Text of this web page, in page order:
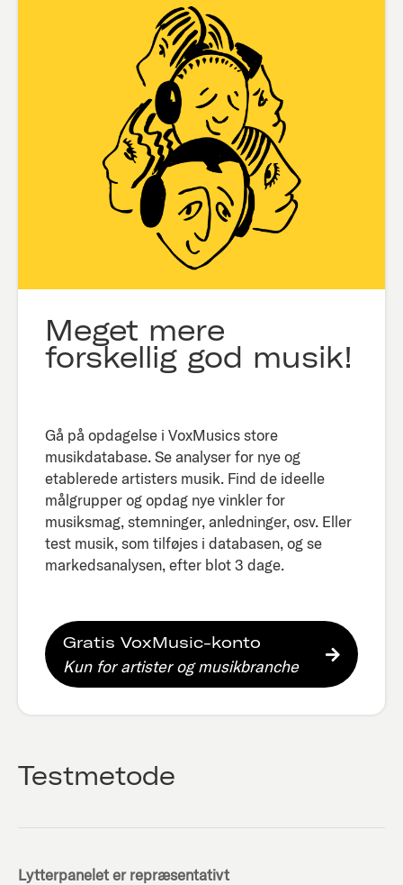
Meget mere
forskellig god musik!
Gå på opdagelse i VoxMusics store
musikdatabase. Se analyser for nye og
etablerede artisters musik. Find de ideelle
målgrupper og opdag nye vinkler for
musiksmag, stemninger, anledninger, osv. Eller
test musik, som tilføjes i databasen, og se
markedsanalysen, efter blot 3 dage.​
Gratis VoxMusic-konto
Kun for artister og musikbranche
Testmetode
Lytterpanelet er repræsentativt